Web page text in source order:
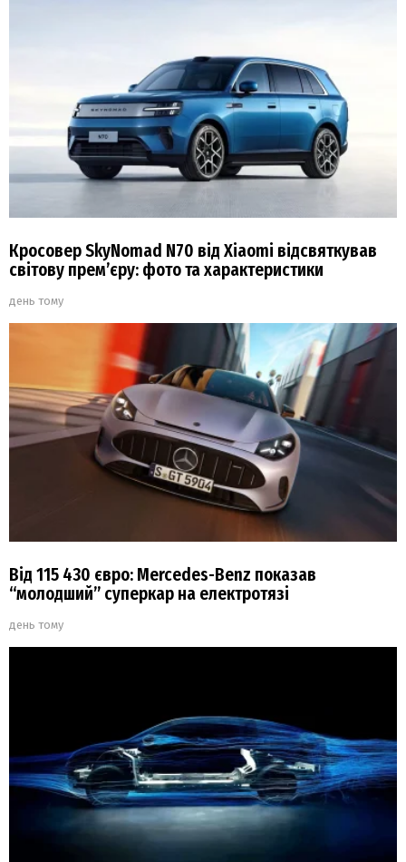
Кросовер SkyNomad N70 від Xiaomi відсвяткував
світову прем’єру: фото та характеристики
день тому
Від 115 430 євро: Mercedes-Benz показав
“молодший” суперкар на електротязі
день тому